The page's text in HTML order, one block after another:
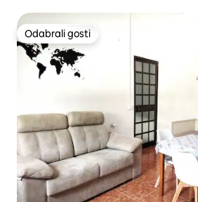
Odabrali gosti
Odabrali gosti